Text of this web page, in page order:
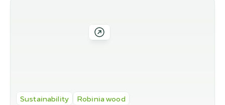
Sustainability Robinia wood